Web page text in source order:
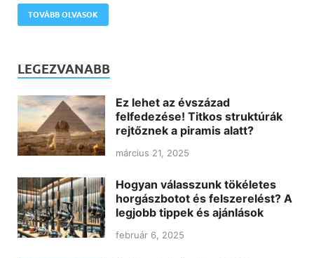
TOVÁBB OLVASOK
LEGEZVANABB
Ez lehet az évszázad
felfedezése! Titkos struktúrák
rejtőznek a piramis alatt?
március 21, 2025
Hogyan válasszunk tökéletes
horgászbotot és felszerelést? A
legjobb tippek és ajánlások
február 6, 2025